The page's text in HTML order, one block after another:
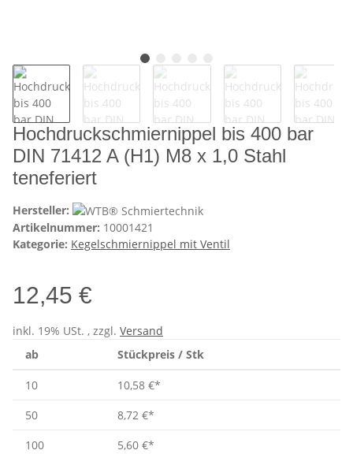
Hochdruckschmiernippel bis 400 bar
DIN 71412 A (H1) M8 x 1,0 Stahl
teneferiert
Hersteller:
Artikelnummer: 10001421
Kategorie: Kegelschmiernippel mit Ventil
12,45 €
inkl. 19% USt. , zzgl. Versand
ab
Stückpreis / Stk
10 10,58 €*
50
8,72 €*
100
5,60 €*